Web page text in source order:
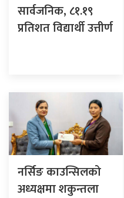
सार्वजनिक, ८१.१९
प्रतिशत विद्यार्थी उत्तीर्ण
नर्सिङ काउन्सिलको
अध्यक्षमा शकुन्तला